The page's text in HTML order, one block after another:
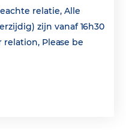
relatie, Alle
zijn vanaf 16h30
relation, Please be